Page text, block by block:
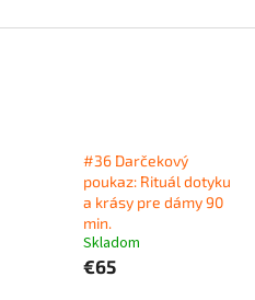
#36 Darčekový
poukaz: Rituál dotyku
a krásy pre dámy 90
min.
Skladom
€65